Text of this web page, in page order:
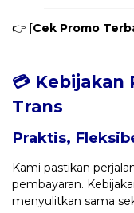
👉 [Cek Promo
💳 Kebijakan
Trans
Praktis,
Kami pastikan
pembayaran.
menyulitkan sama